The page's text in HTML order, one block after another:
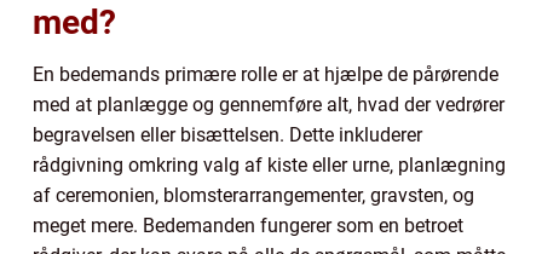
med?
En bedemands primære rolle er at hjælpe de pårørende
med at planlægge og gennemføre alt, hvad der vedrører
begravelsen eller bisættelsen. Dette inkluderer
rådgivning omkring valg af kiste eller urne, planlægning
af ceremonien, blomsterarrangementer, gravsten, og
meget mere. Bedemanden fungerer som en betroet